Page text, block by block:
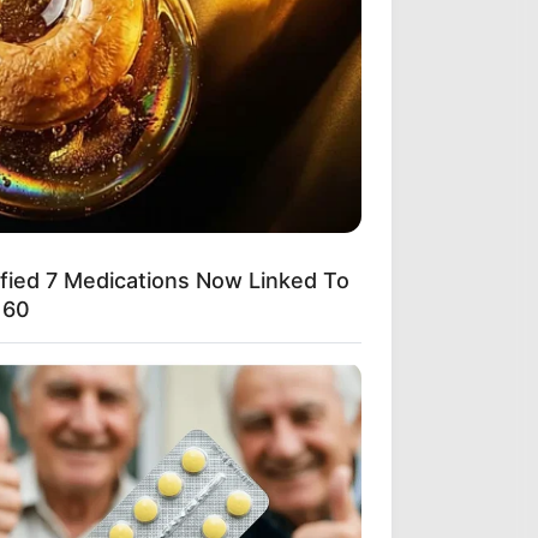
7 Medications Now Linked To